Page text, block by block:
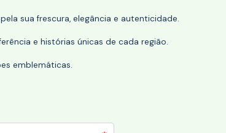
sua frescura, elegância e autenticidade.
e histórias únicas de cada região.
emblemáticas.